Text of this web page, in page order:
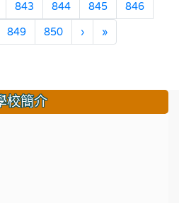
843 844 845 846
849 850 ›下一頁
»最後頁
校簡介